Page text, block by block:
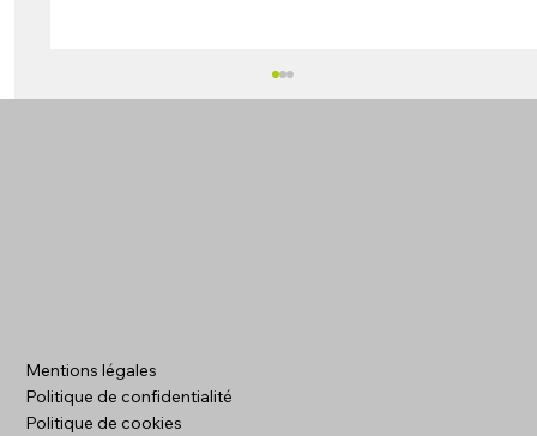
dans l'Oise pour trouver plus de
chantiers
Mentions légales
Politique de confidentialité
Politique de cookies